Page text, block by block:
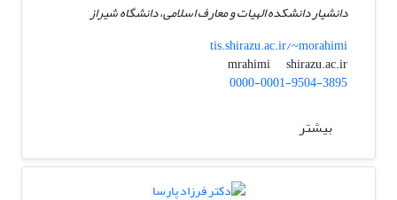
دانشیار دانشکده الهیات و معارف اسلامی، دانشگاه شیراز
tis.shirazu.ac.ir/~morahimi
mrahimi
shirazu.ac.ir
0000-0001-9504-3895
بیشتر